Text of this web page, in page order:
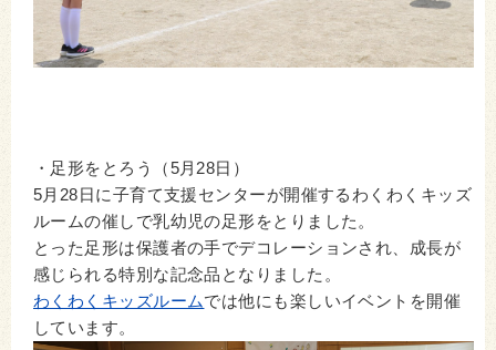
・足形をとろう（5月28日）
5月28日に子育て支援センターが開催するわくわくキッズ
ルームの催しで乳幼児の足形をとりました。
とった足形は保護者の手でデコレーションされ、成長が
感じられる特別な記念品となりました。
わくわくキッズルームでは他にも楽しいイベントを開催
しています。